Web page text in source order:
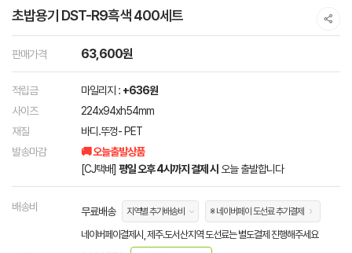
초밥용기 DST-R9흑색 400세트
판매가격 63,600원
적립금 마일리지 : +636원
사이즈
224x94xh54mm
재질
바디.뚜껑- PET
발송마감
🚚 오늘출발상품
[CJ택배] 평일 오후 4시까지 결제 시 오늘 출발합니다
배송비 무료배송 지역별 추가배송비 ※ 네이버페이 도선료 추가결제
네이버페이결제시, 제주.도서산지역 도선료는 별도결제 진행해주세요